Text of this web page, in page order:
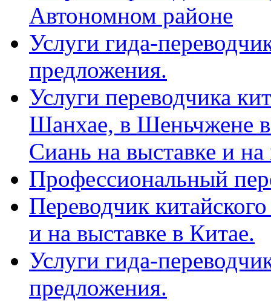
Автономном районе
Услуги гида-
предложения.
Услуги переводчика
Шанхае, в Шеньчжене
Сиань на выставке и
Профессиональный
Переводчик
и на выставке в Китае.
Услуги гида-
предложения.